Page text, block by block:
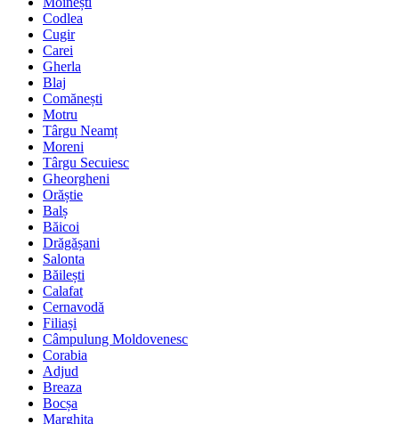
Codlea
Cugir
Carei
Gherla
Blaj
Comănești
Motru
Târgu Neamț
Moreni
Târgu Secuiesc
Gheorgheni
Orăștie
Balș
Băicoi
Drăgășani
Salonta
Băilești
Calafat
Cernavodă
Filiași
Câmpulung Moldovenesc
Corabia
Adjud
Breaza
Bocșa
Marghita